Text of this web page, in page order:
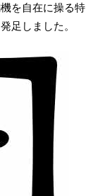
を⾃在に操る特
⾜しました。